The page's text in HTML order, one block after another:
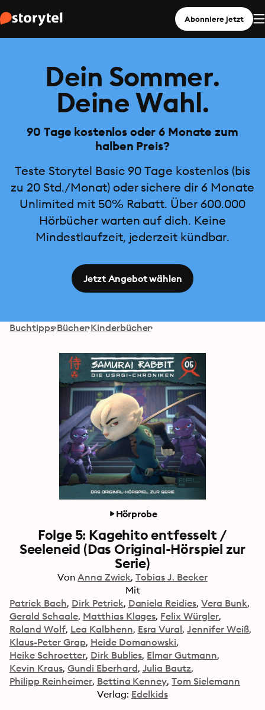
Abonniere jetzt
Dein Sommer.
Deine Wahl.
90 Tage kostenlos oder 6 Monate zum
halben Preis?
Teste Storytel Basic 90 Tage kostenlos (bis
zu 20 Std./Monat) oder sichere dir 6 Monate
Unlimited mit 50% Rabatt. Über 600.000
Hörbücher warten auf dich. Keine
Mindestlaufzeit, jederzeit kündbar.
Jetzt Angebot wählen
Buchtipps Bücher Kinderbücher
Hörprobe
Folge 5: Kagehito entfesselt /
Seeleneid (Das Original-Hörspiel zur
Serie)
Von Anna Zwick Tobias J. Becker
Mit
Patrick Bach Dirk Petrick Daniela Reidies Vera Bunk
Gerald Schaale Matthias Klages Felix Würgler
Roland Wolf Lea Kalbhenn Esra Vural Jennifer Weiß
Klaus-Peter Grap Heide Domanowski
Heike Schroetter Dirk Bublies Elmar Gutmann
Kevin Kraus Gundi Eberhard Julia Bautz
Philipp Reinheimer Bettina Kenney Tom Sielemann
Verlag: Edelkids